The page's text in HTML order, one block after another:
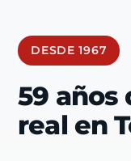
DESDE 1967
59 años
real en